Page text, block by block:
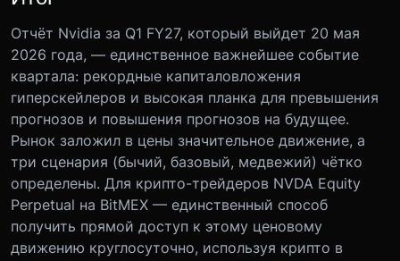
Отчёт Nvidia за Q1 FY27, который выйдет 20 мая
2026 года, — единственное важнейшее событие
квартала: рекордные капиталовложения
гиперскейлеров и высокая планка для превышения
прогнозов и повышения прогнозов на будущее.
Рынок заложил в цены значительное движение, а
три сценария (бычий, базовый, медвежий) чётко
определены. Для крипто-трейдеров NVDA Equity
Perpetual на BitMEX — единственный способ
получить прямой доступ к этому ценовому
движению круглосуточно, используя крипто в